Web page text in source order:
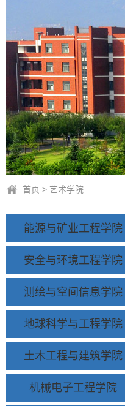
首页 > 艺术学院
能源与矿业工程学院
安全与环境工程学院
测绘与空间信息学院
地球科学与工程学院
土木工程与建筑学院
机械电子工程学院